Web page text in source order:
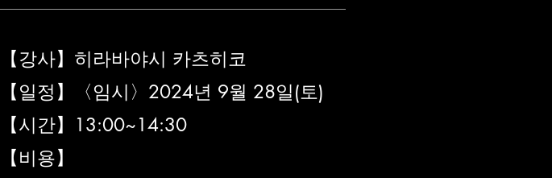
【강사】히라바야시 카츠히코
【일정】〈임시〉2024년 9월 28일(토)
【시간】13:00~14:30
【비용】